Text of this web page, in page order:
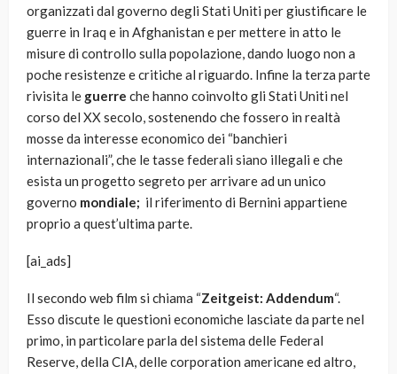
organizzati dal governo degli Stati Uniti per giustificare le
guerre in Iraq e in Afghanistan e per mettere in atto le
misure di controllo sulla popolazione, dando luogo non a
poche resistenze e critiche al riguardo. Infine la terza parte
rivisita le guerre che hanno coinvolto gli Stati Uniti nel
corso del XX secolo, sostenendo che fossero in realtà
mosse da interesse economico dei “banchieri
internazionali”, che le tasse federali siano illegali e che
esista un progetto segreto per arrivare ad un unico
governo mondiale; il riferimento di Bernini appartiene
proprio a quest’ultima parte.
[ai_ads]
Il secondo web film si chiama “Zeitgeist: Addendum“.
Esso discute le questioni economiche lasciate da parte nel
primo, in particolare parla del sistema delle Federal
Reserve, della CIA, delle corporation americane ed altro,